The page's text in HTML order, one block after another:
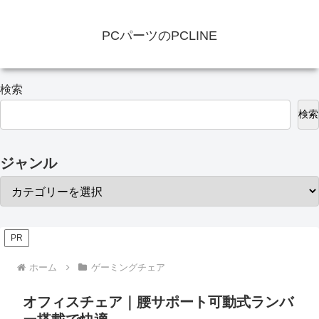
PCパーツのPCLINE
検索
検索
ジャンル
PR
ホーム ゲーミングチェア
オフィスチェア｜腰サポート可動式ランバ